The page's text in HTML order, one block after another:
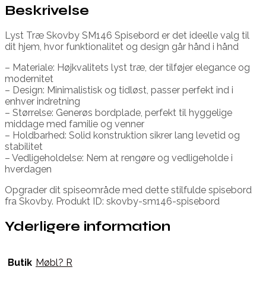
Beskrivelse
Lyst Træ Skovby SM146 Spisebord er det ideelle valg til
dit hjem, hvor funktionalitet og design går hånd i hånd
– Materiale: Højkvalitets lyst træ, der tilføjer elegance og
modernitet
– Design: Minimalistisk og tidløst, passer perfekt ind i
enhver indretning
– Størrelse: Generøs bordplade, perfekt til hyggelige
middage med familie og venner
– Holdbarhed: Solid konstruktion sikrer lang levetid og
stabilitet
– Vedligeholdelse: Nem at rengøre og vedligeholde i
hverdagen
Opgrader dit spiseområde med dette stilfulde spisebord
fra Skovby. Produkt ID: skovby-sm146-spisebord
Yderligere information
Butik Møbl? R